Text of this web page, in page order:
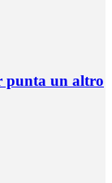
punta un altro